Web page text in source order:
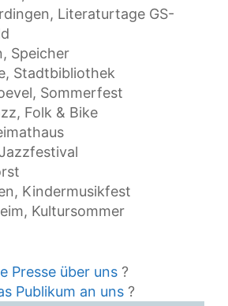
Literaturtage GS-
Speicher
Stadtbibliothek
Sommerfest
Folk & Bike
Kindermusikfest
Kultursommer
Presse über uns ?
Publikum an uns ?